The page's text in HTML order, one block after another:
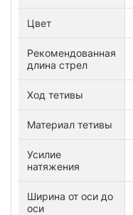
Цвет
Рекомендованная
длина стрел
Ход тетивы
Материал тетивы
Усилие
натяжения
Ширина от оси до
оси